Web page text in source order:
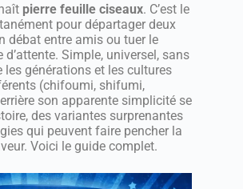
pierre feuille ciseaux. C’est le
pour départager deux
débat entre amis ou tuer le
Simple, universel, sans
les générations et les cultures
(chifoumi, shifumi,
son apparente simplicité se
des variantes surprenantes
qui peuvent faire pencher la
Voici le guide complet.